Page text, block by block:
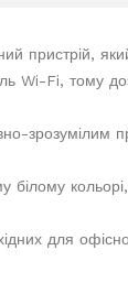
пристрій,
Wi-Fi, тому
білому
для